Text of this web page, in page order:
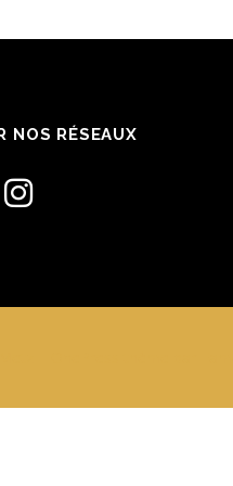
NOS RÉSEAUX